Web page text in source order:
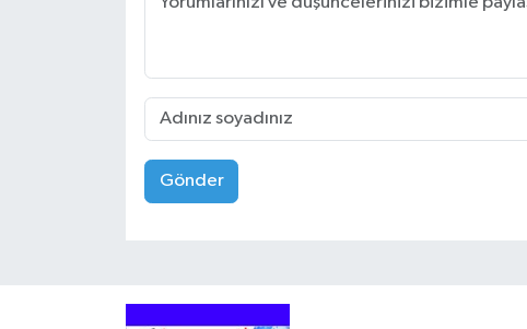
Gönder